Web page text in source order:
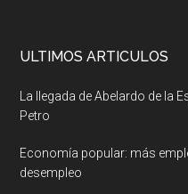
ULTIMOS ARTICULOS
La llegada de Abelardo de la
Petro
Economía popular: más
desempleo